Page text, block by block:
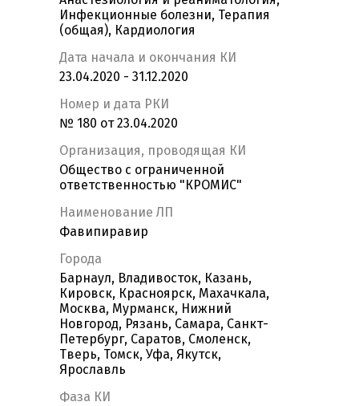
Инфекционные болезни, Терапия
(общая), Кардиология
Дата начала и окончания КИ
23.04.2020 - 31.12.2020
Номер и дата РКИ
№ 180 от 23.04.2020
Организация, проводящая КИ
Общество с ограниченной
ответственностью "КРОМИС"
Наименование ЛП
Фавипиравир
Города
Барнаул, Владивосток, Казань,
Кировск, Красноярск, Махачкала,
Москва, Мурманск, Нижний
Новгород, Рязань, Самара, Санкт-
Петербург, Саратов, Смоленск,
Тверь, Томск, Уфа, Якутск,
Ярославль
Фаза КИ